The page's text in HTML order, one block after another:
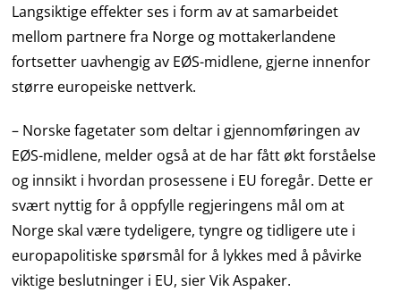
Langsiktige effekter ses i form av at samarbeidet
mellom partnere fra Norge og mottakerlandene
fortsetter uavhengig av EØS-midlene, gjerne innenfor
større europeiske nettverk.
– Norske fagetater som deltar i gjennomføringen av
EØS-midlene, melder også at de har fått økt forståelse
og innsikt i hvordan prosessene i EU foregår. Dette er
svært nyttig for å oppfylle regjeringens mål om at
Norge skal være tydeligere, tyngre og tidligere ute i
europapolitiske spørsmål for å lykkes med å påvirke
viktige beslutninger i EU, sier Vik Aspaker.